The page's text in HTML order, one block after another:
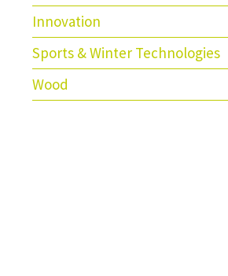
Innovation
Sports & Winter Technologies
Wood